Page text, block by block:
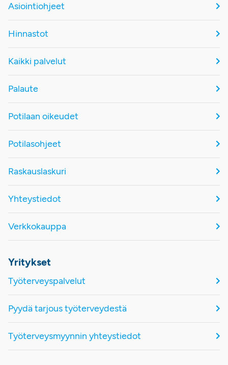
Asiointiohjeet
Hinnastot
Kaikki palvelut
Palaute
Potilaan oikeudet
Potilasohjeet
Raskauslaskuri
Yhteystiedot
Verkkokauppa
Yritykset
Työterveyspalvelut
Pyydä tarjous työterveydestä
Työterveysmyynnin yhteystiedot